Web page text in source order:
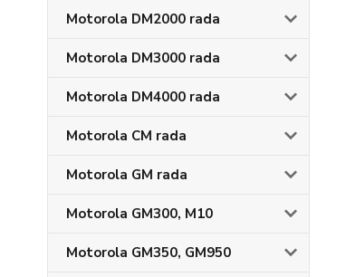
Motorola DM2000 rada
Motorola DM3000 rada
Motorola DM4000 rada
Motorola CM rada
Motorola GM rada
Motorola GM300, M10
Motorola GM350, GM950